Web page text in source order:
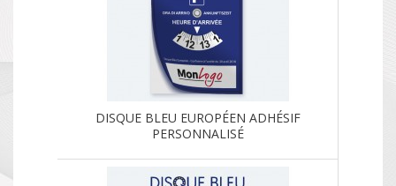
DISQUE BLEU EUROPÉEN ADHÉSIF
PERSONNALISÉ